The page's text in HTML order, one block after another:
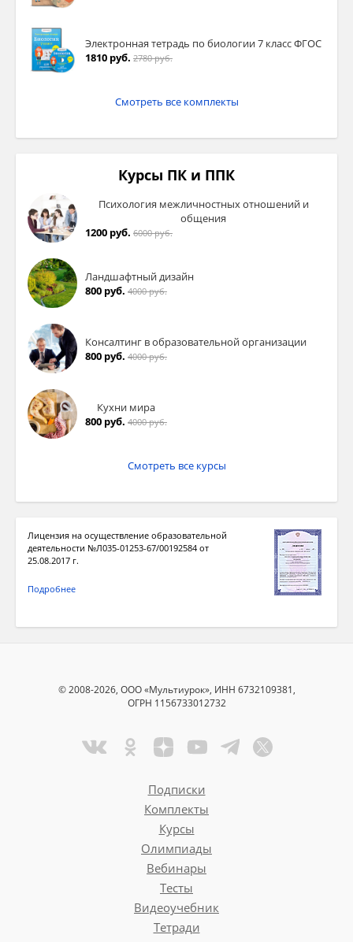
Электронная тетрадь по биологии 7 класс ФГОС
1810 руб. 2780 руб.
Смотреть все комплекты
Курсы ПК и ППК
Психология межличностных отношений и
общения
1200 руб. 6000 руб.
Ландшафтный дизайн
800 руб. 4000 руб.
Консалтинг в образовательной организации
800 руб. 4000 руб.
Кухни мира
800 руб. 4000 руб.
Смотреть все курсы
Лицензия на осуществление образовательной
деятельности №Л035-01253-67/00192584 от
25.08.2017 г.
Подробнее
© 2008-2026, ООО «Мультиурок», ИНН 6732109381,
ОГРН 1156733012732
Подписки
Комплекты
Курсы
Олимпиады
Вебинары
Тесты
Видеоучебник
Тетради